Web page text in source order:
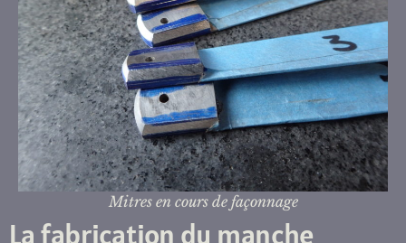
Mitres en cours de façonnage
La fabrication du manche